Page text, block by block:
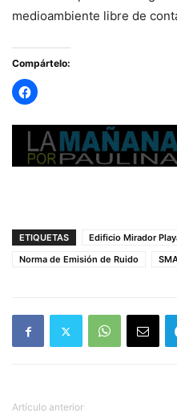
medioambiente libre de
Compártelo:
ETIQUETAS Edificio Mirador
Norma de Emisión de Ruido
Artículo anterior